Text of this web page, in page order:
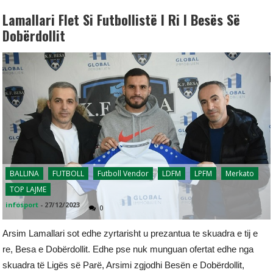
Lamallari Flet Si Futbollistë I Ri I Besës Së
Dobërdollit
BALLINA FUTBOLL Futboll Vendor LDFM LPFM
Merkato
TOP LAJME
infosport - 27/12/2023 0
Arsim Lamallari sot edhe zyrtarisht u prezantua te skuadra e tij e
re, Besa e Dobërdollit. Edhe pse nuk munguan ofertat edhe nga
skuadra të Ligës së Parë, Arsimi zgjodhi Besën e Dobërdollit,